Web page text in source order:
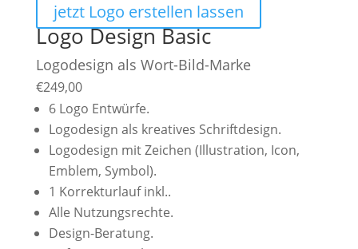
jetzt Logo erstellen lassen
Logo Design Basic
Logodesign als Wort-Bild-Marke
€249,00
6 Logo Entwürfe.
Logodesign als kreatives Schriftdesign.
Logodesign mit Zeichen (Illustration, Icon,
Emblem, Symbol).
1 Korrekturlauf inkl..
Alle Nutzungsrechte.
Design-Beratung.